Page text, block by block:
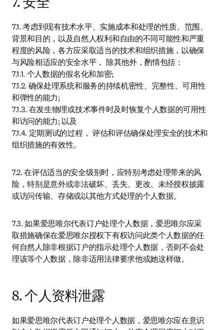
7. 安全
7.1. 考虑到现有技术水平、实施成本和处理的性质、范围、
背景和目的，以及自然人权利和自由的不同可能性和严重
程度的风险，各方应采取适当的技术和组织措施，以确保
与风险相适应的安全水平， 除其他外，酌情包括：
7.1.1. 个人数据的假名化和加密;
7.1.2. 确保处理系统和服务的持续机密性、完整性、可用性
和弹性的能力;
7.1.3. 在发生物理或技术事件时及时恢复个人数据的可用性
和访问的能力; 以及
7.1.4. 定期测试的过程， 评估和评估确保处理安全的技术和
组织措施的有效性。
7.2. 在评估适当的安全级别时，应特别考虑处理带来的风
险，特别是意外或非法破坏、丢失、更改、未经授权披露
或访问传输、存储或以其他方式处理的个人数据。
7.3. 如果爱思唯尔代表订户处理个人数据，爱思唯尔应采
取措施确保在爱思唯尔授权下有权访问此类个人数据的任
何自然人除非根据订户的指示处理个人数据，否则不会处
理该等个人数据，除非适用法律要求他或她这样做。
8. 个人资料泄露
如果爱思唯尔代表订户处理个人数据，爱思唯尔应在意识